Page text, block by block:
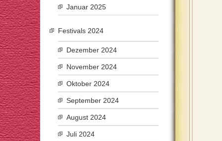
Januar 2025
Festivals 2024
Dezember 2024
November 2024
Oktober 2024
September 2024
August 2024
Juli 2024